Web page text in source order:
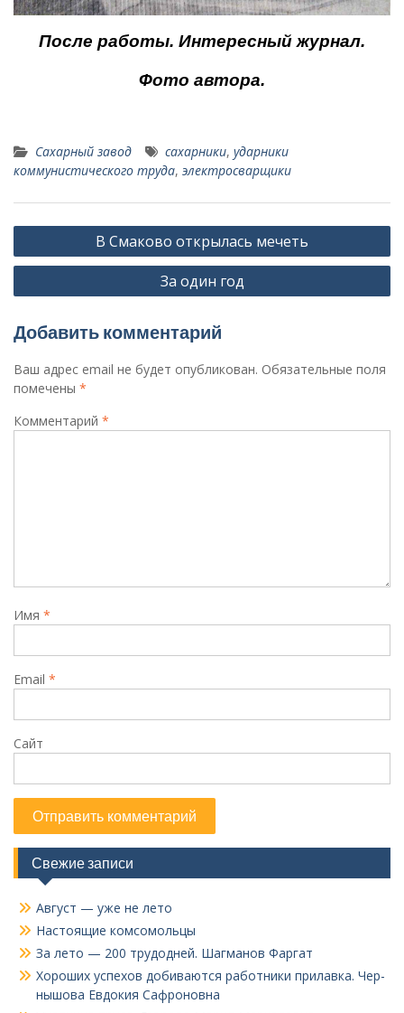
После работы. Интересный журнал.
Фото автора.
Сахарный завод сахарники, ударники
коммунистического труда, электросварщики
Навигация
по
В Смаково открылась мечеть
За один год
Добавить комментарий
Ваш адрес email не будет опубликован. Обязательные поля
помечены *
Комментарий *
Имя *
Email *
Сайт
Свежие записи
Август — уже не лето
Настоящие комсомольцы
За лето — 200 трудодней. Шагманов Фаргат
Хороших успехов добиваются работники прилавка. Чер­
нышова Евдокия Сафроновна